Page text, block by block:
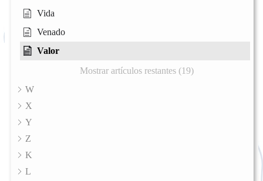
Vida
Venado
Valor
Mostrar artículos restantes (19)
W
X
Y
Z
K
L